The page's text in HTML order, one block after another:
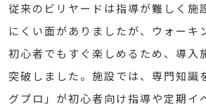
従来のビリヤードは指導が難しく施
にくい面がありましたが、ウォーキ
初心者でもすぐ楽しめるため、導入
突破しました。施設では、専門知識
グプロ」が初心者向け指導や定期イ